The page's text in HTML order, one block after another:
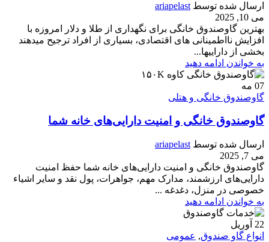
ارسال شده توسط ariapelast
می 10, 2025
بهترین گاوصندوق خانگی برای نگهداری از طلا و دلار امروزه با
افزایش نااطمینانی های اقتصادی، بسیاری از افراد ترجیح میدهند
بخشی از داراییها...
به خواندن ادامه دهید
07 مه
گاوصندوق خانگی و هتلی
گاوصندوق خانگی و امنیت دارایی‌های خانه شما
ارسال شده توسط ariapelast
می 7, 2025
گاوصندوق خانگی و امنیت دارایی‌های خانه شما حفظ امنیت
دارایی‌های ارزشمند، مدارک مهم، جواهرات، پول نقد و سایر اشیاء
خصوصی در منزل، دغدغه ...
به خواندن ادامه دهید
22 آوریل
انواع گاو صندوق, عمومی